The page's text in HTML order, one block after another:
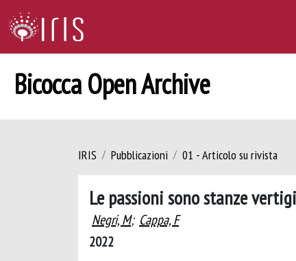
Bicocca Open Archive
IRIS Pubblicazioni 01 - Articolo su rivista
Le passioni sono stanze
Negri, M; Cappa, F
2022